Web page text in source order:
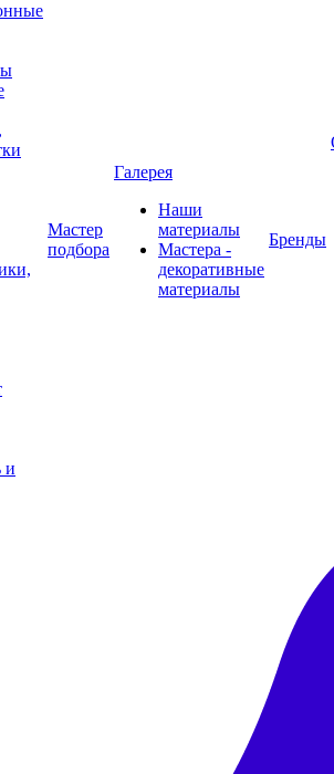
и
Мастер
подбора
Галерея
Наши
материалы
Мастера -
декоративные
материалы
Бренды